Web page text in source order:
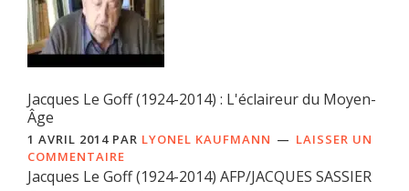
Jacques Le Goff (1924-2014) : L'éclaireur du Moyen-
Âge
1 AVRIL 2014 PAR LYONEL KAUFMANN
LAISSER UN
COMMENTAIRE
Jacques Le Goff (1924-2014) AFP/JACQUES SASSIER